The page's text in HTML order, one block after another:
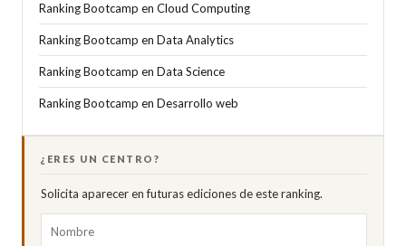
Ranking Bootcamp en Cloud Computing
Ranking Bootcamp en Data Analytics
Ranking Bootcamp en Data Science
Ranking Bootcamp en Desarrollo web
¿ERES UN CENTRO?
Solicita aparecer en futuras ediciones de este ranking.